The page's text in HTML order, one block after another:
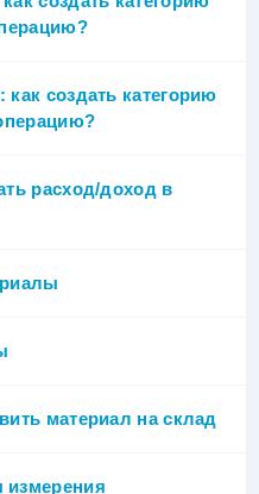
создать категорию
расход/доход в
материал на склад